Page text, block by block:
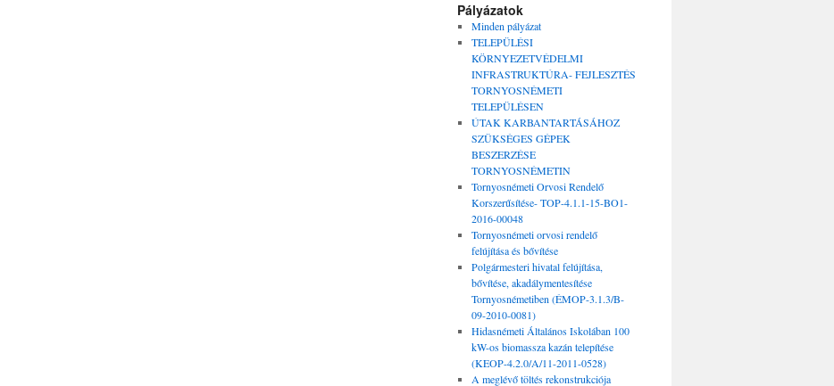
Pályázatok
Minden pályázat
TELEPÜLÉSI
KÖRNYEZETVÉDELMI
INFRASTRUKTÚRA- FEJLESZTÉS
TORNYOSNÉMETI
TELEPÜLÉSEN
ÚTAK KARBANTARTÁSÁHOZ
SZÜKSÉGES GÉPEK
BESZERZÉSE
TORNYOSNÉMETIN
Tornyosnémeti Orvosi Rendelő
Korszerűsítése- TOP-4.1.1-15-BO1-
2016-00048
Tornyosnémeti orvosi rendelő
felújítása és bővítése
Polgármesteri hivatal felújítása,
bővítése, akadálymentesítése
Tornyosnémetiben (ÉMOP-3.1.3/B-
09-2010-0081)
Hidasnémeti Általános Iskolában 100
kW-os biomassza kazán telepítése
(KEOP-4.2.0/A/11-2011-0528)
A meglévő töltés rekonstrukciója